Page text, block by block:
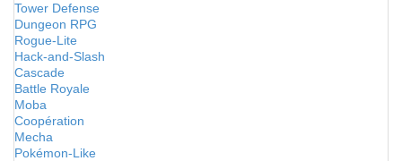
Tower Defense
Dungeon RPG
Rogue-Lite
Hack-and-Slash
Cascade
Battle Royale
Moba
Coopération
Mecha
Pokémon-Like